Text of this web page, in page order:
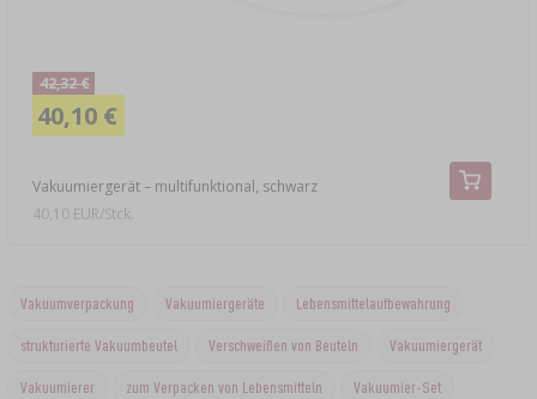
Vakuumiergerät – multifunktional, schwarz
42,32 €
40,10 €
40,10 EUR/Stck.
Vakuumverpackung Vakuumiergeräte Lebensmittelaufbewahrung
strukturierte Vakuumbeutel Verschweißen von Beuteln Vakuumiergerät
Vakuumierer zum Verpacken von Lebensmitteln Vakuumier-Set